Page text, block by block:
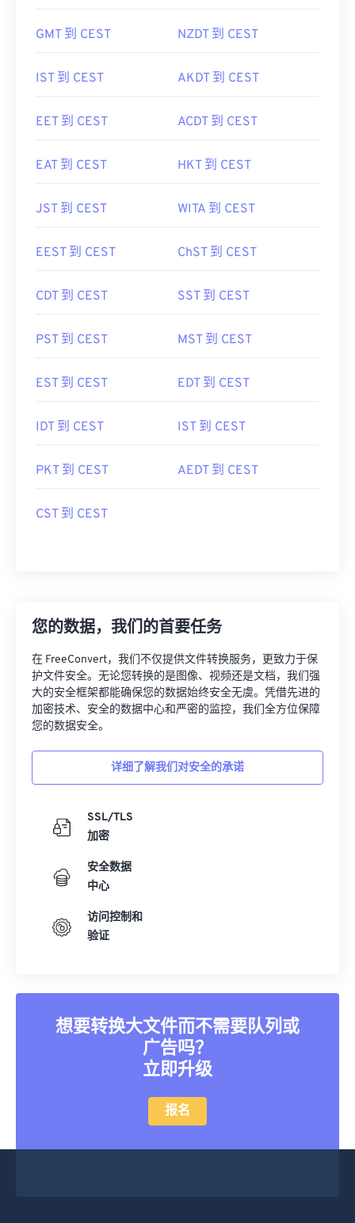
GMT 到 CEST NZDT 到 CEST
IST 到 CEST AKDT 到 CEST
EET 到 CEST ACDT 到 CEST
EAT 到 CEST HKT 到 CEST
JST 到 CEST WITA 到 CEST
EEST 到 CEST ChST 到 CEST
CDT 到 CEST SST 到 CEST
PST 到 CEST MST 到 CEST
EST 到 CEST EDT 到 CEST
IDT 到 CEST IST 到 CEST
PKT 到 CEST AEDT 到 CEST
CST 到 CEST
您的数据，我们的首要任务
在 FreeConvert，我们不仅提供文件转换服务，更致力于保
护文件安全。无论您转换的是图像、视频还是文档，我们强
大的安全框架都能确保您的数据始终安全无虞。凭借先进的
加密技术、安全的数据中心和严密的监控，我们全方位保障
您的数据安全。
详细了解我们对安全的承诺
SSL/TLS
加密
安全数据
中心
访问控制和
验证
想要转换大文件而不需要队列或
广告吗？
立即升级
报名